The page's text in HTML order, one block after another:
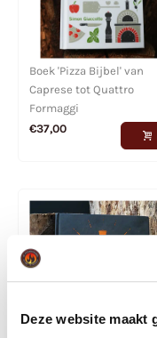
Deze website maakt
Boek 'Pizza Bijbel' van
Caprese tot Quattro
Formaggi
€37,00